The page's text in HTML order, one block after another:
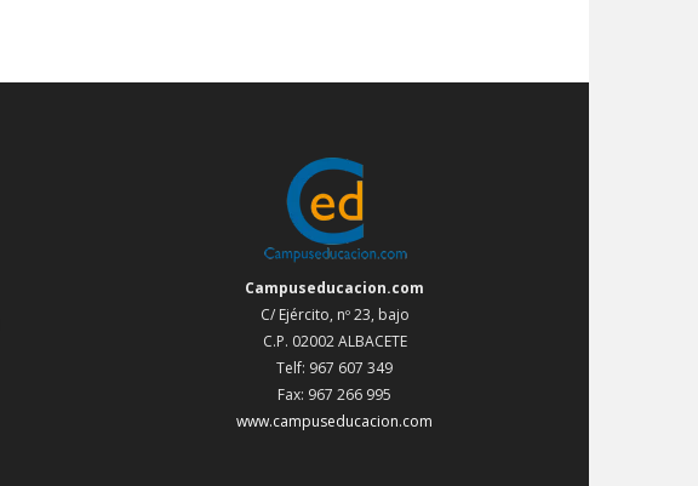
Campuseducacion.com
C/ Ejército, nº 23, bajo
C.P. 02002 ALBACETE
Telf: 967 607 349
Fax: 967 266 995
www.campuseducacion.com